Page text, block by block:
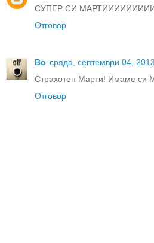
СУПЕР СИ
Отговор
Bo сряда, септември 04, 2013
Страхотен Марти! Имаме си
Отговор